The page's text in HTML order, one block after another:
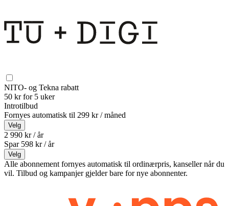
NITO- og Tekna rabatt
50 kr for 5 uker
Introtilbud
Fornyes automatisk til 299 kr / måned
Velg
2 990 kr / år
Spar 598 kr /år
Velg
Alle abonnement fornyes automatisk til ordinærpris, kanseller når du
vil. Tilbud og kampanjer gjelder bare for nye abonnenter.